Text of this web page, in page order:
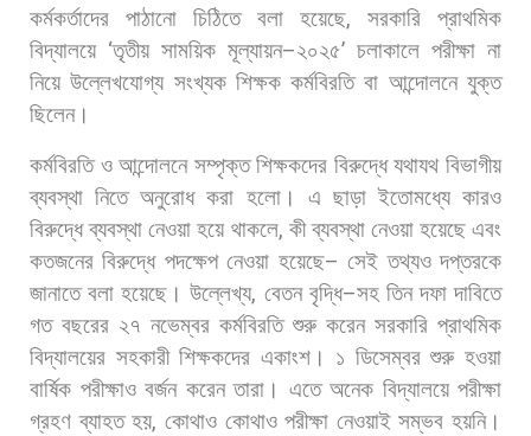
কর্মকর্তাদের
পাঠানো চিঠিতে বলা হয়েছে, সরকারি
প্রাথমিক
বিদ্যালয়ে ‘তৃতীয় সাময়িক মূল্যায়ন–২০২৫’ চলাকালে পরীক্ষা না
নিয়ে উল্লেখযোগ্য সংখ্যক শিক্ষক কর্মবিরতি বা আন্দোলনে যুক্ত
ছিলেন।
কর্মবিরতি ও আন্দোলনে সম্পৃক্ত শিক্ষকদের বিরুদ্ধে যথাযথ বিভাগীয়
ব্যবস্থা নিতে অনুরোধ করা হলো। এ ছাড়া ইতোমধ্যে কারও
বিরুদ্ধে ব্যবস্থা নেওয়া হয়ে থাকলে, কী ব্যবস্থা নেওয়া হয়েছে এবং
কতজনের বিরুদ্ধে পদক্ষেপ নেওয়া হয়েছে–সেই তথ্যও দপ্তরকে
জানাতে বলা হয়েছে। উল্লেখ্য, বেতন বৃদ্ধি–সহ তিন দফা দাবিতে
গত বছরের ২৭ নভেম্বর কর্মবিরতি শুরু করেন সরকারি প্রাথমিক
বিদ্যালয়ের সহকারী শিক্ষকদের একাংশ। ১ ডিসেম্বর শুরু হওয়া
বার্ষিক পরীক্ষাও বর্জন করেন তারা। এতে অনেক বিদ্যালয়ে পরীক্ষা
গ্রহণ ব্যাহত হয়, কোথাও কোথাও পরীক্ষা নেওয়াই সম্ভব হয়নি।